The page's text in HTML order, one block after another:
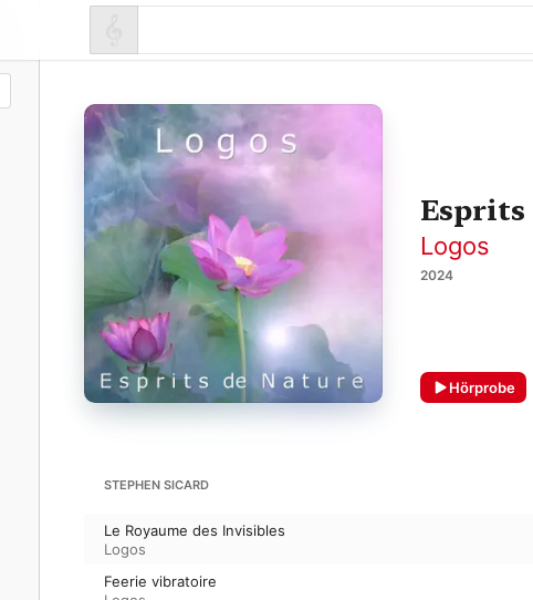
Esprits
Logos
2024
Hörprobe
STEPHEN SICARD
Le Royaume des Invisibles
Logos
Feerie vibratoire